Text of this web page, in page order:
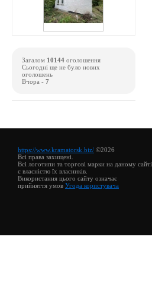
Загалом 10144 оголошення
Сьогодні ще не було нових
оголошень
Вчора - 7
https://www.kramatorsk.biz/ ©2026
Всі права захищені.
Всі логотипи та торгові марки на даному сайті
є власністю їх власників.
Використання цього сайту означає
прийняття умов Угода користувача